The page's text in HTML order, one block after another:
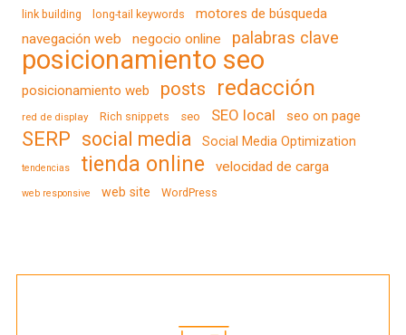
link building long-tail keywords
motores de búsqueda
navegación web
negocio online palabras clave
posicionamiento seo
posicionamiento web posts redacción
red de display Rich snippets seo SEO local seo on page
SERP social media Social Media Optimization
tendencias tienda online velocidad de carga
web responsive web site WordPress